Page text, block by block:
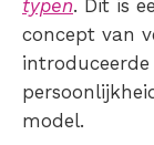
typen. Dit is
concept van
model.